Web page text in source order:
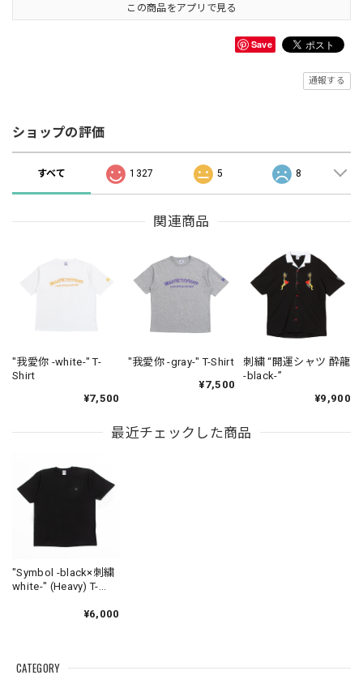
この商品をアプリで見る
Save
通報する
ショップの評価
すべて 1327 5 8
関連商品
"我愛你 -white-" T-
Shirt
¥7,500
"我愛你 -gray-" T-Shirt
¥7,500
刺繍 “開運シャツ 酔龍
-black-”
¥9,900
最近チェックした商品
"Symbol -black×刺繍
white-" (Heavy) T-
¥6,000
CATEGORY